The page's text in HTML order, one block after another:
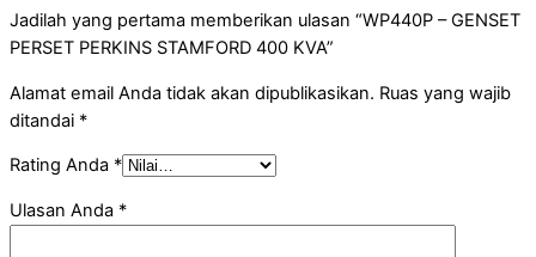
Jadilah yang pertama memberikan ulasan “WP440P – GENSET
PERSET PERKINS STAMFORD 400 KVA”
Alamat email Anda tidak akan dipublikasikan. Ruas yang wajib
ditandai *
Rating Anda *
Ulasan Anda *